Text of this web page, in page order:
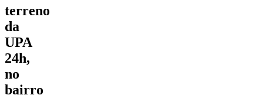
terreno
da
UPA
24h,
no
bairro